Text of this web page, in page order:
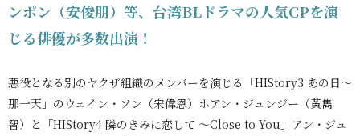
ンポン（安俊朋）等、台湾BLドラマの人気CPを演
じる俳優が多数出演！
悪役となる別のヤクザ組織のメンバーを演じる「HIStory3 あの日～
那一天」のウェイン・ソン（宋偉恩）ホアン・ジュンジー（黃雋
智）と「HIStory4 隣のきみに恋して ～Close to You」アン・ジュ